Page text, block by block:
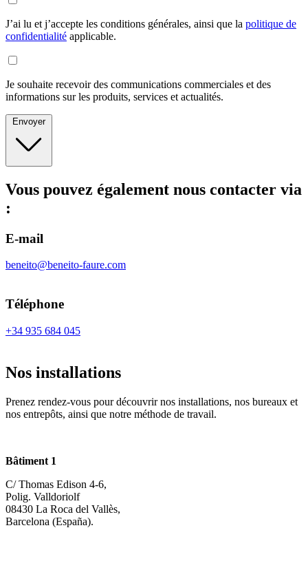
J’ai lu et j’accepte les conditions générales, ainsi que la politique de
confidentialité applicable.
Je souhaite recevoir des communications commerciales et des
informations sur les produits, services et actualités.
Envoyer
Vous pouvez également nous contacter via
:
E-mail
beneito@beneito-faure.com
Téléphone
+34 935 684 045
Nos installations
Prenez rendez-vous pour découvrir nos installations, nos bureaux et
nos entrepôts, ainsi que notre méthode de travail.
Bâtiment 1
C/ Thomas Edison 4-6,
Polig. Valldoriolf
08430 La Roca del Vallès,
Barcelona (España).